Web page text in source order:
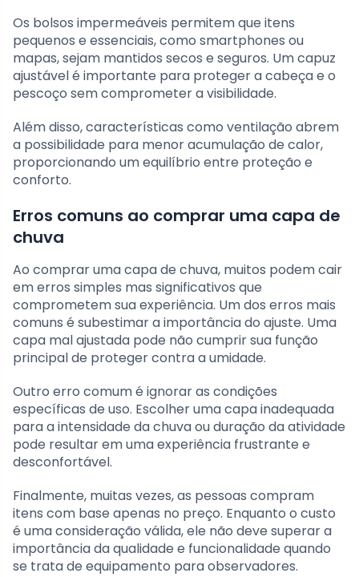
Os bolsos impermeáveis permitem que itens
pequenos e essenciais, como smartphones ou
mapas, sejam mantidos secos e seguros. Um capuz
ajustável é importante para proteger a cabeça e o
pescoço sem comprometer a visibilidade.
Além disso, características como ventilação abrem
a possibilidade para menor acumulação de calor,
proporcionando um equilíbrio entre proteção e
conforto.
Erros comuns ao comprar uma capa de
chuva
Ao comprar uma capa de chuva, muitos podem cair
em erros simples mas significativos que
comprometem sua experiência. Um dos erros mais
comuns é subestimar a importância do ajuste. Uma
capa mal ajustada pode não cumprir sua função
principal de proteger contra a umidade.
Outro erro comum é ignorar as condições
específicas de uso. Escolher uma capa inadequada
para a intensidade da chuva ou duração da atividade
pode resultar em uma experiência frustrante e
desconfortável.
Finalmente, muitas vezes, as pessoas compram
itens com base apenas no preço. Enquanto o custo
é uma consideração válida, ele não deve superar a
importância da qualidade e funcionalidade quando
se trata de equipamento para observadores.